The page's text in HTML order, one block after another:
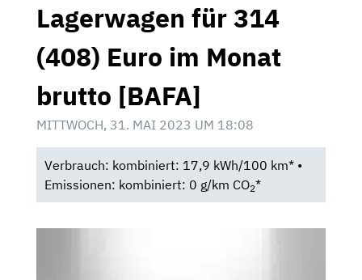
Lagerwagen für 314
(408) Euro im Monat
brutto [BAFA]
MITTWOCH, 31. MAI 2023 UM 18:08
Verbrauch: kombiniert: 17,9 kWh/100 km* •
Emissionen: kombiniert: 0 g/km CO2*